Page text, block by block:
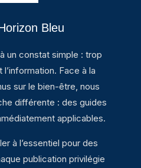
Bleu
un constat simple : trop
l’information. Face à la
sur le bien-être, nous
différente : des guides
applicables.
à l’essentiel pour des
publication privilégie